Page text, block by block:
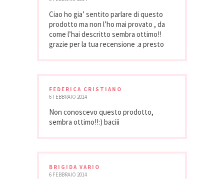
Ciao ho gia’ sentito parlare di questo
prodotto ma non l’ho mai provato , da
come l’hai descritto sembra ottimo!!
grazie per la tua recensione .a presto
FEDERICA CRISTIANO
6 FEBBRAIO 2014
Non conoscevo questo prodotto,
sembra ottimo!!:) baciii
BRIGIDA VARIO
6 FEBBRAIO 2014